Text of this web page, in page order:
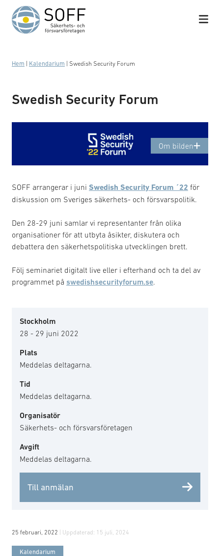
Hoppa till innehåll
Hem Kalendarium Swedish Security Forum
Swedish Security Forum
Om bilden
Banner Swedish Security Forum´22
SOFF arrangerar i juni Swedish Security Forum ´22 för
diskussion om Sveriges säkerhets- och försvarspolitik.
Den 28-29 juni samlar vi representanter från olika
organisationer för att utbyta åsikter, diskutera och
debattera den säkerhetspolitiska utvecklingen brett.
Följ seminariet digitalt live eller i efterhand och ta del av
programmet på swedishsecurityforum.se.
Stockholm
28 - 29 juni 2022
Plats
Meddelas deltagarna.
Tid
Meddelas deltagarna.
Organisatör
Säkerhets- och försvarsföretagen
Avgift
Meddelas deltagarna.
Till anmälan
25 februari, 2022 | Uppdaterad: 15 juli, 2024
Kalendarium